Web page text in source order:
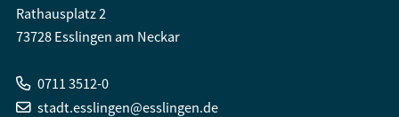
Rathausplatz 2
73728 Esslingen am Neckar
0711 3512-0
stadt.esslingen@esslingen.de